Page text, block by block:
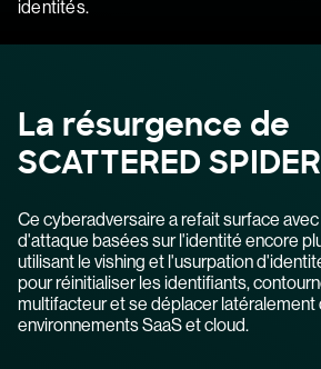
identités.
La résurgence de
SCATTERED SPIDER
Ce cyberadversaire a refait surface
d'attaque basées sur l'identité encore
utilisant le vishing et l'usurpation
pour réinitialiser les identifiants,
multifacteur et se déplacer latéralement
environnements SaaS et cloud.